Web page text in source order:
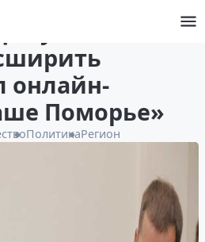
онлайн-
Поморье»
ПолитикаРегион